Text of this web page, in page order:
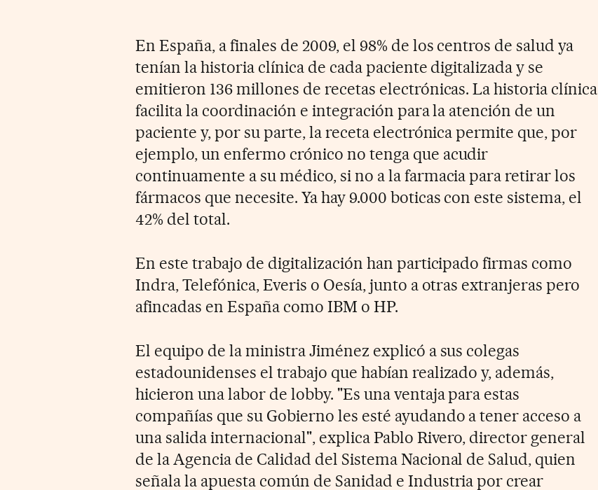
En España, a finales de 2009, el 98% de los centros de salud ya
tenían la historia clínica de cada paciente digitalizada y se
emitieron 136 millones de recetas electrónicas. La historia clínica
facilita la coordinación e integración para la atención de un
paciente y, por su parte, la receta electrónica permite que, por
ejemplo, un enfermo crónico no tenga que acudir
continuamente a su médico, si no a la farmacia para retirar los
fármacos que necesite. Ya hay 9.000 boticas con este sistema, el
42% del total.
En este trabajo de digitalización han participado firmas como
Indra, Telefónica, Everis o Oesía, junto a otras extranjeras pero
afincadas en España como IBM o HP.
El equipo de la ministra Jiménez explicó a sus colegas
estadounidenses el trabajo que habían realizado y, además,
hicieron una labor de lobby. "Es una ventaja para estas
compañías que su Gobierno les esté ayudando a tener acceso a
una salida internacional", explica Pablo Rivero, director general
de la Agencia de Calidad del Sistema Nacional de Salud, quien
señala la apuesta común de Sanidad e Industria por crear